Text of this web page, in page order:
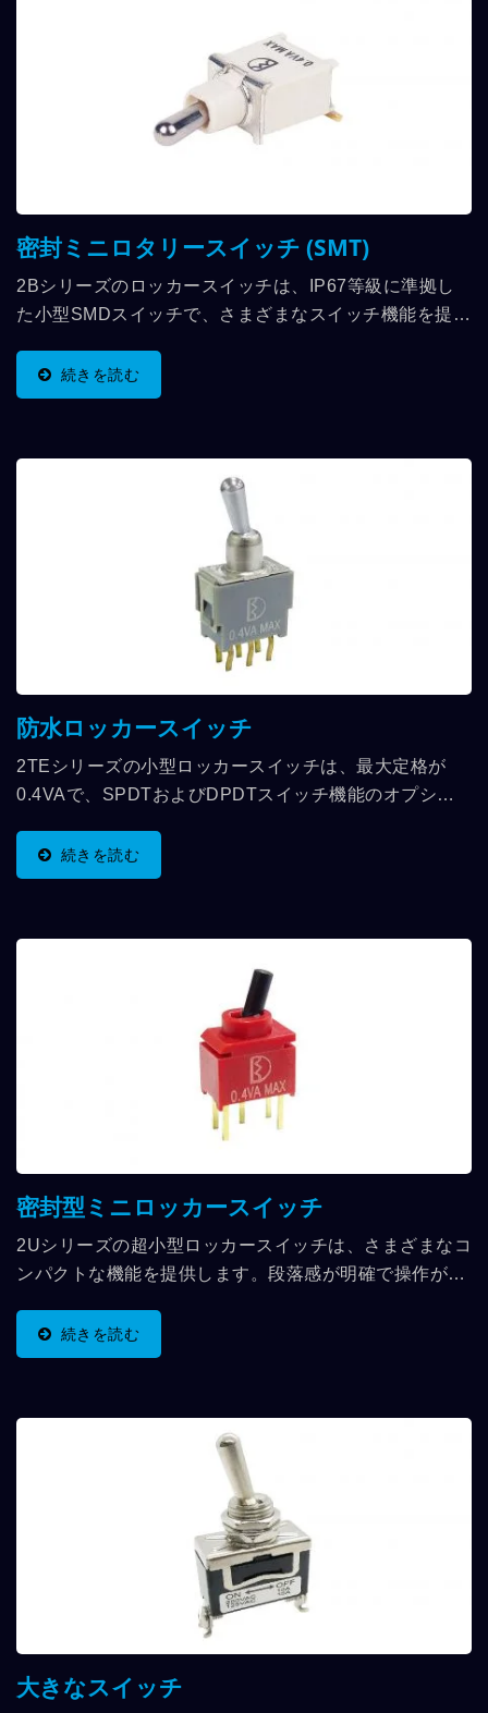
密封ミニロタリースイッチ (SMT)
2Bシリーズのロッカースイッチは、IP67等級に準拠し
た小型SMDスイッチで、さまざまなスイッチ機能を提供
機器、医療機器などが含まれます。
続きを読む
防水ロッカースイッチ
2TEシリーズの小型ロッカースイッチは、最大定格が
0.4VAで、SPDTおよびDPDTスイッチ機能のオプショ
プションが選べます。 用途には、通信機器、計測器、ネ
ットワーク機器、医療機器が含まれます。
続きを読む
密封型ミニロッカースイッチ
2Uシリーズの超小型ロッカースイッチは、さまざまなコ
ンパクトな機能を提供します。段落感が明確で操作が簡
方式を採用し、防水シールはIP67等級に達しています。
これは私たちが使用する中で最も小さなロッカースイッ
信機器、計測器、医療機器市場、ネットワーク機器、携
帯機器において最適なアプリケーションを示し、信号を
より効果的に伝達します。
続きを読む
大きなスイッチ